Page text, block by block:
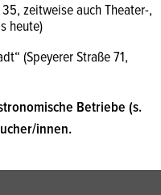
zeitweise auch Theater-,
heute)
(Speyerer Straße 71,
Betriebe (s.
innen.